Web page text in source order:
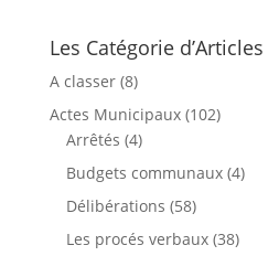
Les Catégorie d’Articles
A classer(8)
Actes Municipaux(102)
Arrêtés (4)
Budgets communaux(4)
Délibérations (58)
Les procés verbaux(38)